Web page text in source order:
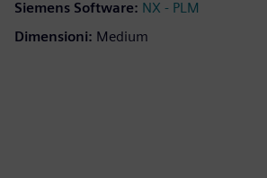
Siemens Software: NX - PLM
Dimensioni: Medium